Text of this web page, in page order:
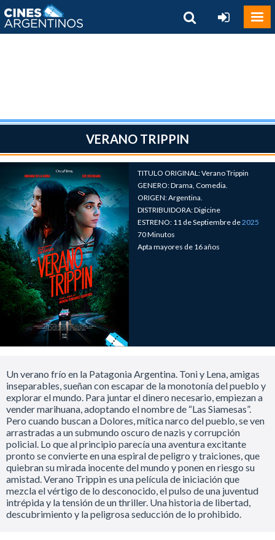
VERANO TRIPPIN
TITULO ORIGINAL: Verano Trippin
GENERO: Drama, Comedia.
ORIGEN: Argentina.
DISTRIBUIDORA: Digicine
ESTRENO: 11 de Septiembre de2025
70 Minutos
Apta mayores de 16 años
Un verano frío en la Patagonia Argentina. Toni y Lena, amigas
inseparables, sueñan con escapar de la monotonía del pueblo y
explorar el mundo. Para juntar el dinero necesario, empiezan a
vender marihuana, adoptando el nombre de “Las Siamesas”.
Pero cuando buscan a Dolores, mítica narco del pueblo, se ven
arrastradas a un submundo oscuro de nazis y corrupción
policial. Lo que al principio parecía una aventura excitante
pronto se convierte en una espiral de peligro y traiciones, que
quiebran su mirada inocente del mundo y ponen en riesgo su
amistad. Verano Trippin es una película de iniciación que
mezcla el vértigo de lo desconocido, el pulso de una juventud
intrépida y la tensión de un thriller. Una historia de libertad,
descubrimiento y la peligrosa seducción de lo prohibido.